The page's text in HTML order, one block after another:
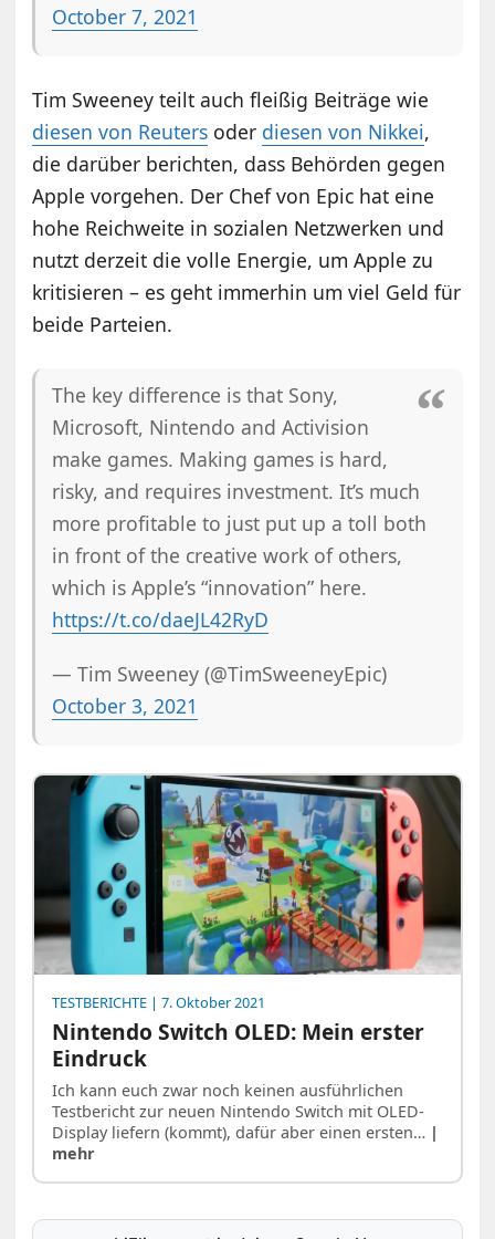
October 7, 2021
Tim Sweeney teilt auch fleißig Beiträge wie
diesen von Reuters oder diesen von Nikkei,
die darüber berichten, dass Behörden gegen
Apple vorgehen. Der Chef von Epic hat eine
hohe Reichweite in sozialen Netzwerken und
nutzt derzeit die volle Energie, um Apple zu
kritisieren – es geht immerhin um viel Geld für
beide Parteien.
The key difference is that Sony,
Microsoft, Nintendo and Activision
make games. Making games is hard,
risky, and requires investment. It’s much
more profitable to just put up a toll both
in front of the creative work of others,
which is Apple’s “innovation” here.
https://t.co/daeJL42RyD
— Tim Sweeney (@TimSweeneyEpic)
October 3, 2021
TESTBERICHTE | 7. Oktober 2021
Nintendo Switch OLED: Mein erster
Eindruck
Ich kann euch zwar noch keinen ausführlichen
Testbericht zur neuen Nintendo Switch mit OLED-
Display liefern (kommt), dafür aber einen ersten… |
mehr